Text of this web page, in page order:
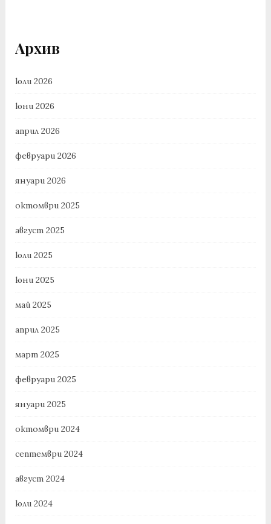
Архив
юли 2026
юни 2026
април 2026
февруари 2026
януари 2026
октомври 2025
август 2025
юли 2025
юни 2025
май 2025
април 2025
март 2025
февруари 2025
януари 2025
октомври 2024
септември 2024
август 2024
юли 2024